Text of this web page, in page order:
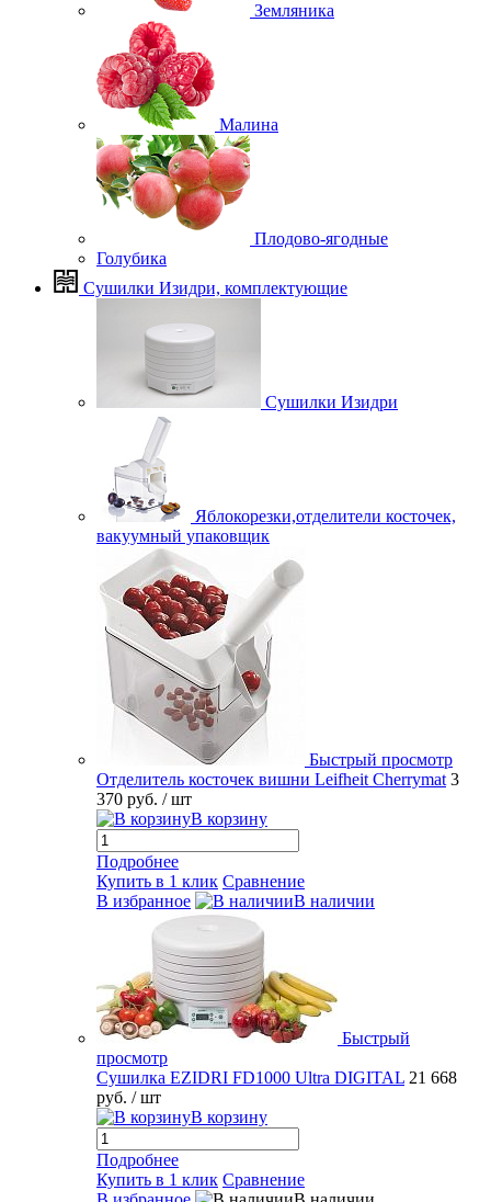
Земляника
Малина
Плодово-ягодные
Голубика
Сушилки Изидри, комплектующие
Сушилки Изидри
Яблокорезки,отделители косточек,
вакуумный упаковщик
Быстрый просмотр
Отделитель косточек вишни Leifheit Cherrymat 3
370 руб. / шт
В корзину
Подробнее
Купить в 1 клик Сравнение
В избранное
В наличии
Быстрый
просмотр
Сушилка EZIDRI FD1000 Ultra DIGITAL 21 668
руб. / шт
В корзину
Подробнее
Купить в 1 клик Сравнение